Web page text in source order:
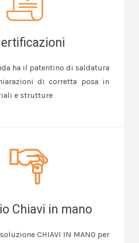
ha il patentino di saldatura
di corretta posa in
e strutture
Chiavi in mano
CHIAVI IN MANO per